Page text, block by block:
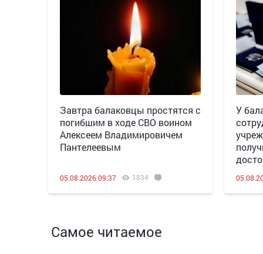
Завтра балаковцы простятся с
погибшим в ходе СВО воином
Алексеем Владимировичем
Пантелеевым
05.08.2026 09:37 1834
У
Самое читаемое